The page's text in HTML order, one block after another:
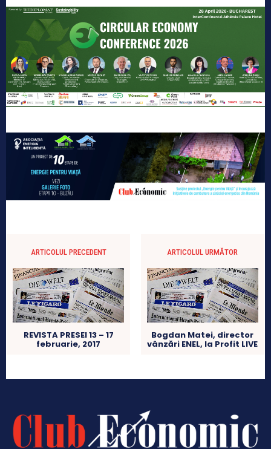
ARTICOLUL PRECEDENT
REVISTA PRESEI 13 – 17
februarie, 2017
ARTICOLUL URMĂTOR
Bogdan Matei, director
vânzări ENEL, la Profit LIVE